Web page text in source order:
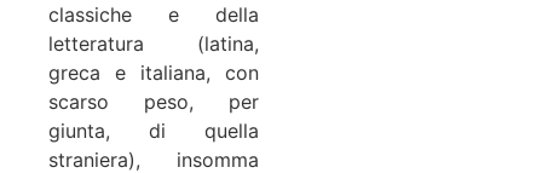
classiche e della
letteratura (latina,
greca e italiana, con
scarso peso, per
giunta, di quella
straniera), insomma